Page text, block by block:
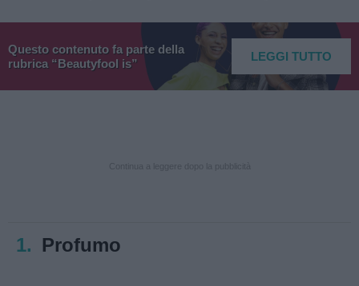
Questo contenuto fa parte della
rubrica “Beautyfool is”
LEGGI TUTTO
1. Profumo